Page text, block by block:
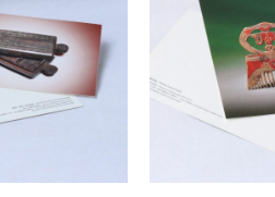
「願
望輕
單」